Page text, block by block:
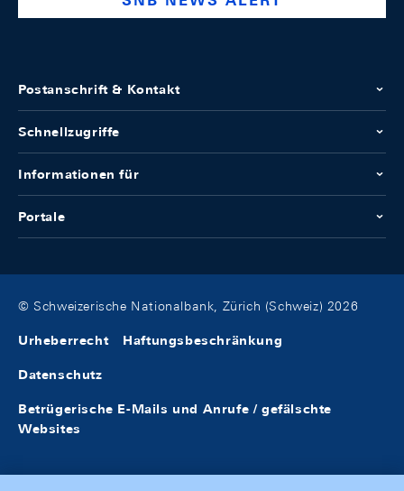
Postanschrift & Kontakt
Schnellzugriffe
Informationen für
Portale
© Schweizerische Nationalbank, Zürich (Schweiz) 2026
Urheberrecht Haftungsbeschränkung
Datenschutz
Betrügerische E-Mails und Anrufe / gefälschte
Websites